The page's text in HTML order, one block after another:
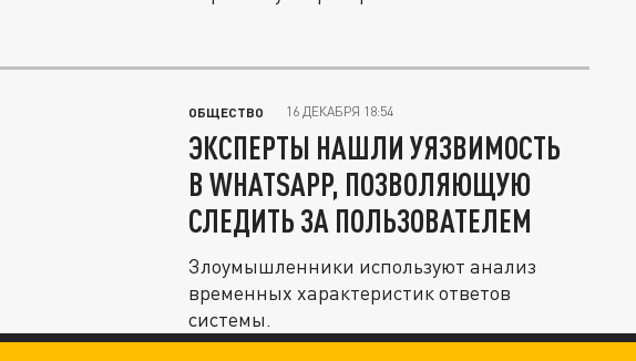
ОБЩЕСТВО 16 ДЕКАБРЯ 18:54
ЭКСПЕРТЫ НАШЛИ УЯЗВИМОСТЬ
В WHATSAPP, ПОЗВОЛЯЮЩУЮ
СЛЕДИТЬ ЗА ПОЛЬЗОВАТЕЛЕМ
Злоумышленники используют анализ
временных характеристик ответов
системы.